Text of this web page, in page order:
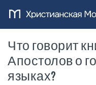
Что говорит
Апостолов о
языках?